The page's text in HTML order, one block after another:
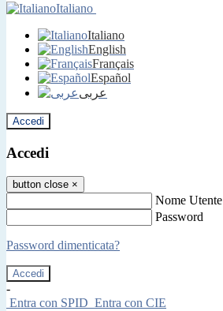
Italiano
Italiano
English
Français
Español
عربى
Accedi
Accedi
button close ×
Nome Utente
Password
Password dimenticata?
-
Entra con SPID Entra con CIE